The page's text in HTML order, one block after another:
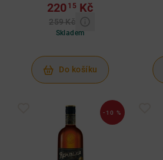
220 15 Kč
259 Kč
Skladem
Do košíku
-10 %